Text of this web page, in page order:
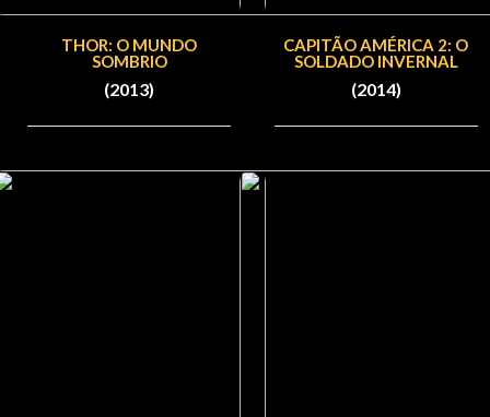
THOR: O MUNDO
SOMBRIO
(2013)
CAPITÃO AMÉRICA 2: O
SOLDADO INVERNAL
(2014)